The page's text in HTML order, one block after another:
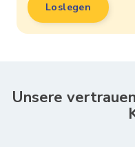
Loslegen
Unsere